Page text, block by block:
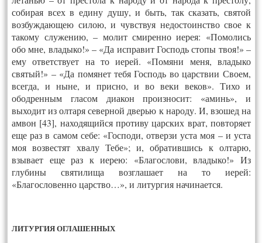
собирая всех в едину душу, и быть, так сказать, святой
возбуждающею силою, и чувствуя недостоинство свое к
такому служению, – молит смиренно иерея: «Помолись
обо мне, владыко!» – «Да исправит Господь стопы твоя!» –
ему ответствует на то иерей. «Помяни меня, владыко
святый!» – «Да помянет тебя Господь во царствии Своем,
всегда, и ныне, и присно, и во веки веков». Тихо и
ободренным гласом диакон произносит: «аминь», и
выходит из олтаря северной дверью к народу. И, взошед на
амвон [43], находящийся противу царских врат, повторяет
еще раз в самом себе: «Господи, отверзи уста моя – и уста
моя возвестят хвалу Тебе»; и, обратившись к олтарю,
взывает еще раз к иерею: «Благослови, владыко!» Из
глубины святилища возглашает на то иерей:
«Благословенно царство…», и литургия начинается.
ЛИТУРГИЯ ОГЛАШЕННЫХ